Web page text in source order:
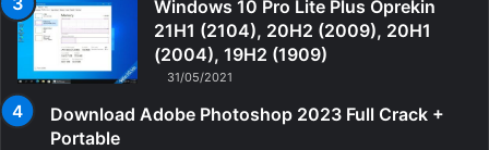
Windows 10 Pro Lite Plus Oprekin
21H1 (2104), 20H2 (2009), 20H1
(2004), 19H2 (1909)
31/05/2021
Download Adobe Photoshop 2023 Full Crack +
Portable